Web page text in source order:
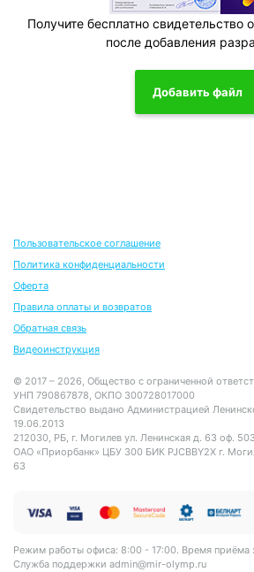
Получите бесплатно свидетельство
после добавления
Добавить файл
Пользовательское соглашение
Политика конфиденциальности
Оферта
Правила оплаты и возвратов
Обратная связь
Видеоинструкция
© 2017 – 2026, Общество с ограниченной
УНП 790867878, ОКПО 300728017000
Свидетельство выдано Администрацией
19.06.2013
212030, РБ, г. Могилев ул. Ленинская д. 63 оф. 503
ОАО «Приорбанк» ЦБУ 300 БИК PJCBBY2X г.
63
Режим работы офиса: 8:00 - 17:00. Время приёма
Служба поддержки admin@mir-olymp.ru